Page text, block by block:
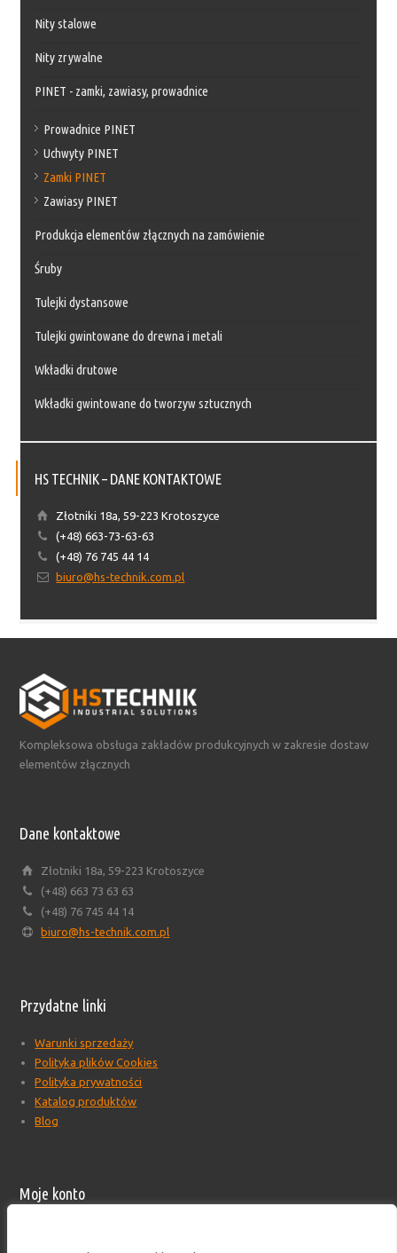
Nity stalowe
Nity zrywalne
PINET - zamki, zawiasy, prowadnice
Prowadnice PINET
Uchwyty PINET
Zamki PINET
Zawiasy PINET
Produkcja elementów złącznych na zamówienie
Śruby
Tulejki dystansowe
Tulejki gwintowane do drewna i metali
Wkładki drutowe
Wkładki gwintowane do tworzyw sztucznych
HS TECHNIK – DANE KONTAKTOWE
Złotniki 18a, 59-223 Krotoszyce
(+48) 663-73-63-63
(+48) 76 745 44 14
biuro@hs-technik.com.pl
Kompleksowa obsługa zakładów produkcyjnych w zakresie dostaw
elementów złącznych
Dane kontaktowe
Złotniki 18a, 59-223 Krotoszyce
(+48) 663 73 63 63
(+48) 76 745 44 14
biuro@hs-technik.com.pl
Przydatne linki
Warunki sprzedaży
Polityka plików Cookies
Polityka prywatności
Katalog produktów
Blog
Moje konto
Formularz wyceny produktów